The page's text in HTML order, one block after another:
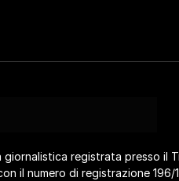
giornalistica registrata presso il
il numero di registrazione 196/